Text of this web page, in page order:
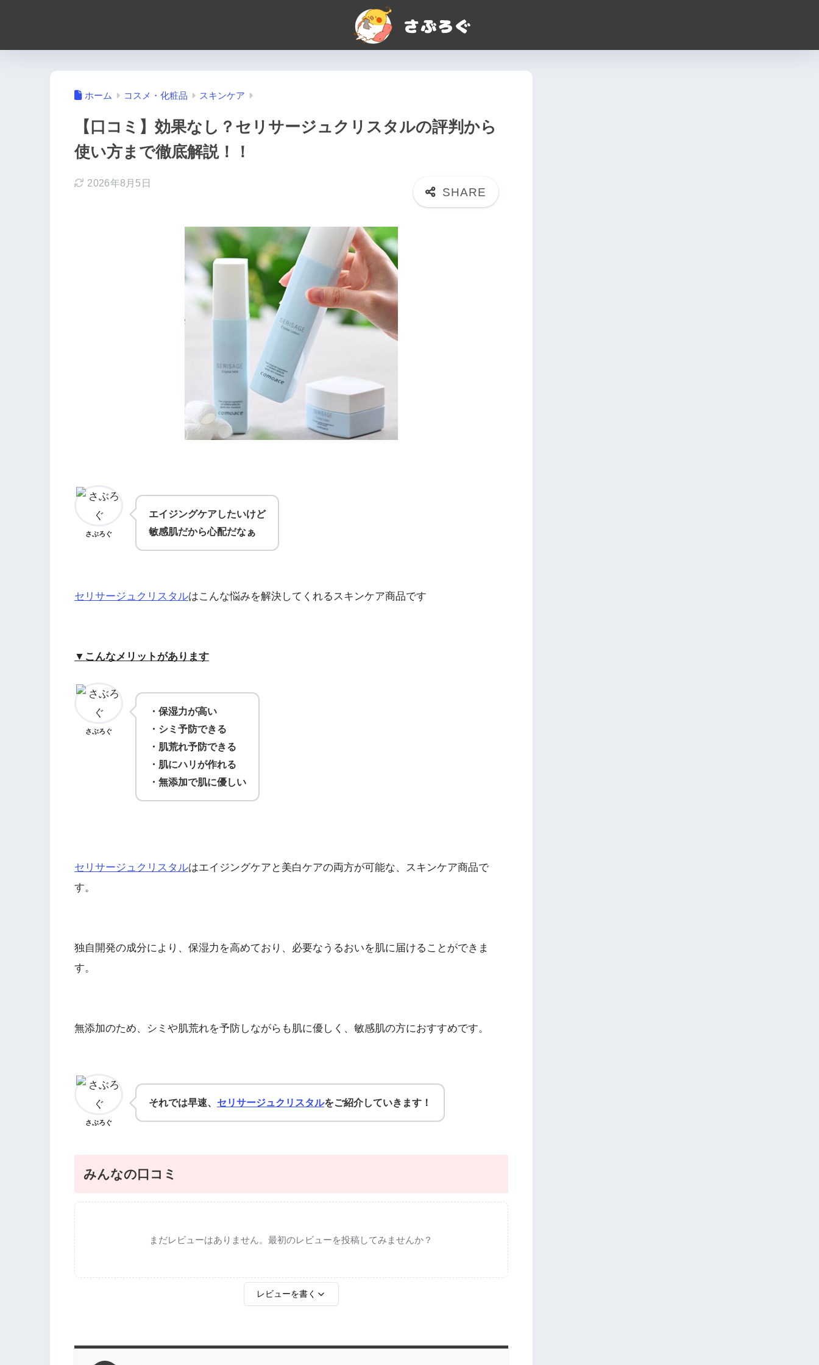
ホーム コスメ・化粧品 スキンケア
【口コミ】効果なし？セリサージュクリスタルの評判から
使い方まで徹底解説！！
2026年8月5日
さぶろぐ
エイジングケアしたいけど
敏感肌だから心配だなぁ
セリサージュクリスタルはこんな悩みを解決してくれるスキンケア商品です
▼こんなメリットがあります
さぶろぐ
・保湿力が高い
・シミ予防できる
・肌荒れ予防できる
・肌にハリが作れる
・無添加で肌に優しい
セリサージュクリスタルはエイジングケアと美白ケアの両方が可能な、スキンケア商品で
す。
独自開発の成分により、保湿力を高めており、必要なうるおいを肌に届けることができま
す。
無添加のため、シミや肌荒れを予防しながらも肌に優しく、敏感肌の方におすすめです。
さぶろぐ
それでは早速、 セリサージュクリスタルをご紹介していきます！
みんなの口コミ
まだレビューはありません。最初のレビューを投稿してみませんか？
レビューを書く